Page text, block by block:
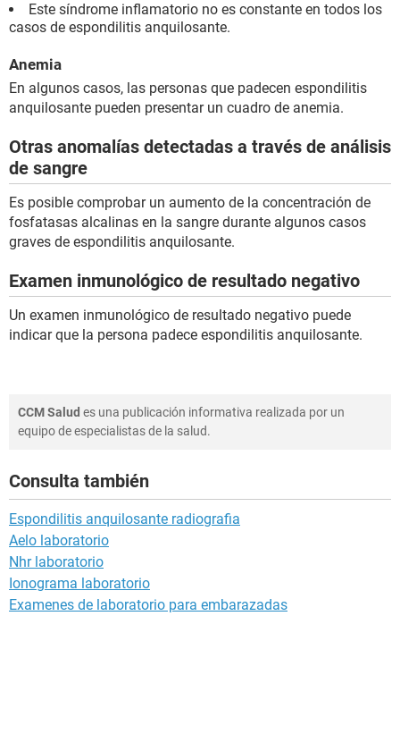
Este síndrome inflamatorio no es constante en todos los
casos de espondilitis anquilosante.
Anemia
En algunos casos, las personas que padecen espondilitis
anquilosante pueden presentar un cuadro de anemia.
Otras anomalías detectadas a través de análisis
de sangre
Es posible comprobar un aumento de la concentración de
fosfatasas alcalinas en la sangre durante algunos casos
graves de espondilitis anquilosante.
Examen inmunológico de resultado negativo
Un examen inmunológico de resultado negativo puede
indicar que la persona padece espondilitis anquilosante.
CCM Salud es una publicación informativa realizada por un
equipo de especialistas de la salud.
Consulta también
Espondilitis anquilosante radiografia
Aelo laboratorio
Nhr laboratorio
Ionograma laboratorio
Examenes de laboratorio para embarazadas